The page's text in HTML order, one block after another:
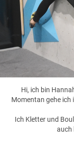
Hi, ich bin
Momentan gehe ich
Ich Kletter und
auch